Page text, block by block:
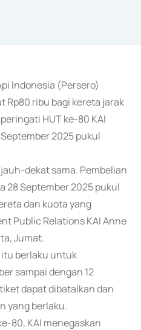
Indonesia (Persero)
Rp80 ribu bagi kereta jarak
HUT ke-80 KAI
2025 pukul
dekat sama. Pembelian
28 September 2025 pukul
dan kuota yang
Public Relations KAI Anne
Jumat.
itu berlaku untuk
sampai dengan 12
dapat dibatalkan dan
yang berlaku.
80, KAI menegaskan